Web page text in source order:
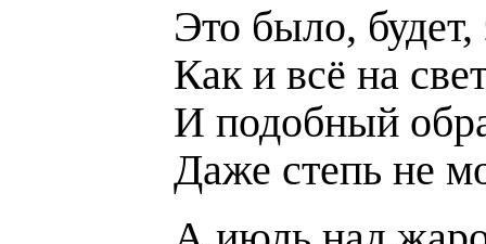
Это было,
Как и всё на
И подобный
Даже степь не